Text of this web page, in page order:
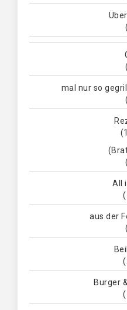
mal nur so
All
aus der
Burger